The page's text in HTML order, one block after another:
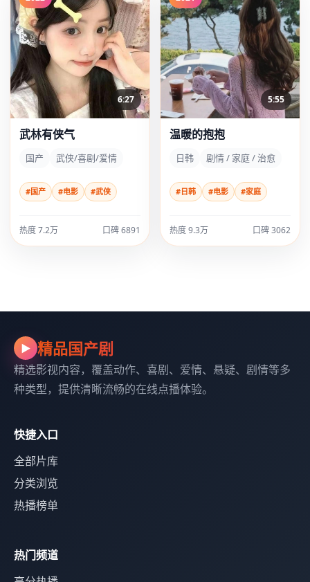
6:27
武林有侠气
国产 武侠/喜剧/爱情
#国产 #电影 #武侠
热度 7.2万 口碑 6891
5:55
温暖的抱抱
日韩 剧情 / 家庭 / 治愈
#日韩 #电影 #家庭
热度 9.3万 口碑 3062
▶ 精品国产剧
精选影视内容，覆盖动作、喜剧、爱情、悬疑、剧情等多
种类型，提供清晰流畅的在线点播体验。
快捷入口
全部片库
分类浏览
热播榜单
热门频道